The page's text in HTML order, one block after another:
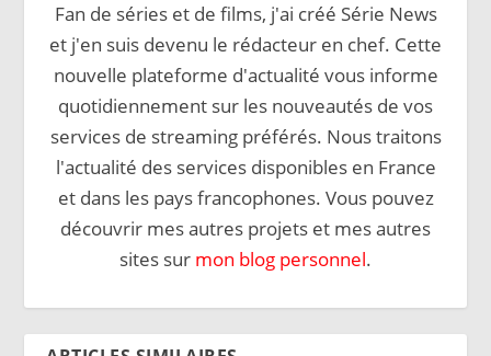
Fan de séries et de films, j'ai créé Série News
et j'en suis devenu le rédacteur en chef. Cette
nouvelle plateforme d'actualité vous informe
quotidiennement sur les nouveautés de vos
services de streaming préférés. Nous traitons
l'actualité des services disponibles en France
et dans les pays francophones. Vous pouvez
découvrir mes autres projets et mes autres
sites sur mon blog personnel.